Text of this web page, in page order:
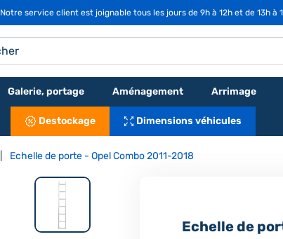
Notre service client est joignable tous les jours de 9h à 12h et de 13h à
Galerie, portage Aménagement Arrimage
Destockage Dimensions véhicules
Echelle de porte - Opel Combo 2011-2018
Echelle de